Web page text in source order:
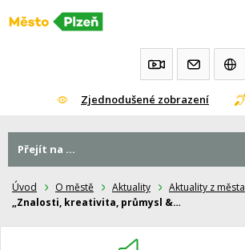
Přeskočit
Zjednodušené zobrazení
Úvod O městě Aktuality Aktuality z města
„Znalosti, kreativita, průmysl &…
Přejít na ...